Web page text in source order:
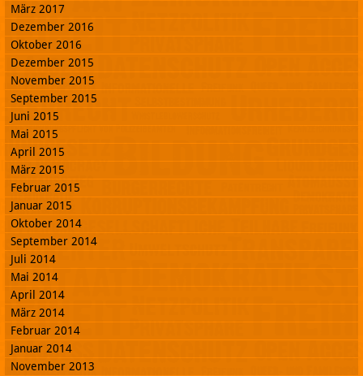
März 2017
Dezember 2016
Oktober 2016
Dezember 2015
November 2015
September 2015
Juni 2015
Mai 2015
April 2015
März 2015
Februar 2015
Januar 2015
Oktober 2014
September 2014
Juli 2014
Mai 2014
April 2014
März 2014
Februar 2014
Januar 2014
November 2013